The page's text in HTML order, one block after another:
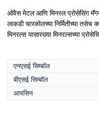
ओवैस मेटल आणि मिनरल प्रोसेसिंग
लाकडी चारकोलच्या निर्मितीच्या
मिनरल्स यासारख्या मिनरल्सच्या
एनएसई सिम्बॉल
बीएसई सिम्बॉल
आयसिन